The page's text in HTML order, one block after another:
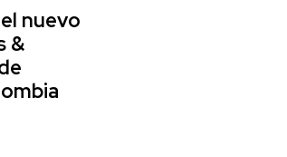
nuevo
&